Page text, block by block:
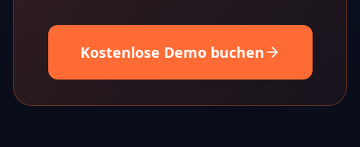
Kostenlose Demo buchen